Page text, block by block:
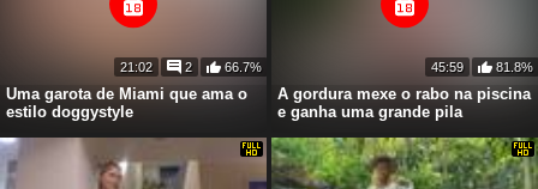
Uma garota de Miami que ama o
estilo doggystyle
21:02 2 66.7%
A gordura mexe o rabo na piscina
e ganha uma grande pila
45:59 81.8%